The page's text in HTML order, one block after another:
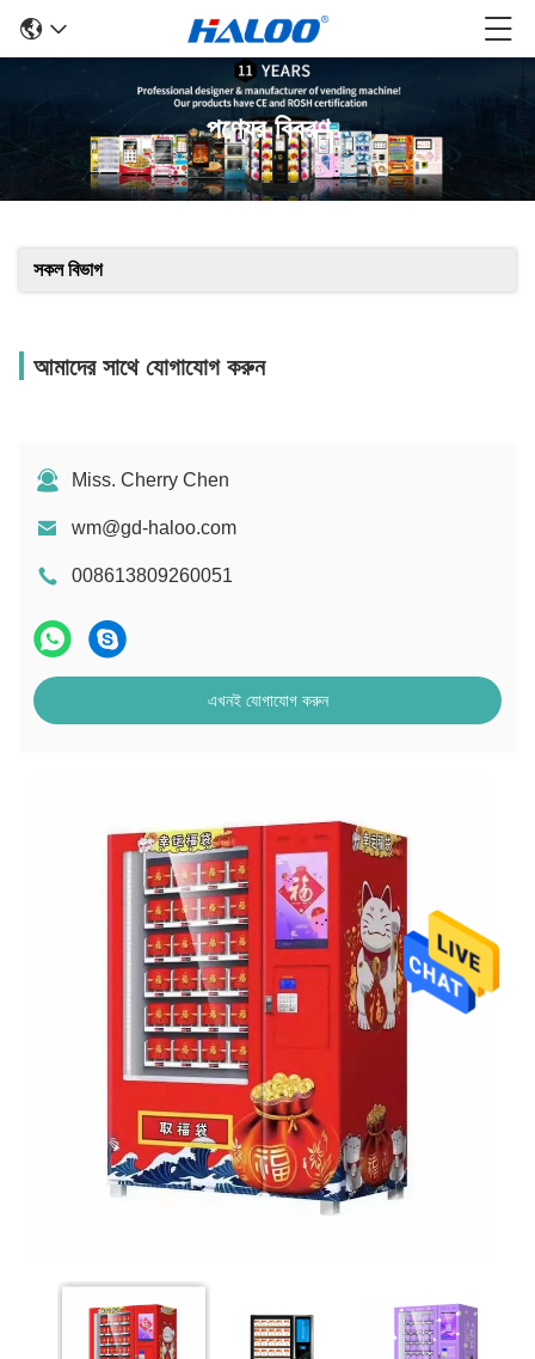
পণ্যের বিবরণ
সকল বিভাগ
আমাদের সাথে যোগাযোগ করুন
Miss. Cherry Chen
wm@gd-haloo.com
008613809260051
এখনই যোগাযোগ করুন